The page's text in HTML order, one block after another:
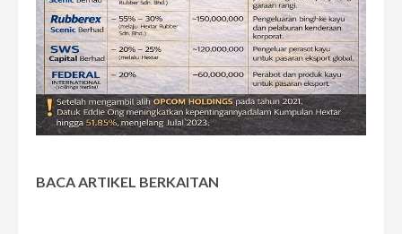
BACA ARTIKEL BERKAITAN